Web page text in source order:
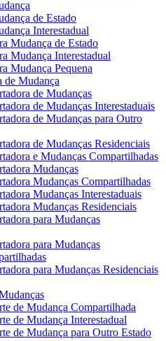
de Estado
Interestadual
Mudança de Estado
Mudança Interestadual
Mudança Pequena
de Mudança
de Mudanças
de Mudanças Interestaduais
de Mudanças para Outro
de Mudanças Residenciais
e Mudanças Compartilhadas
Mudanças
Mudanças Compartilhadas
Mudanças Interestaduais
Mudanças Residenciais
para Mudanças
para Mudanças
para Mudanças Residenciais
de Mudança Compartilhada
de Mudança Interestadual
de Mudança para Outro Estado